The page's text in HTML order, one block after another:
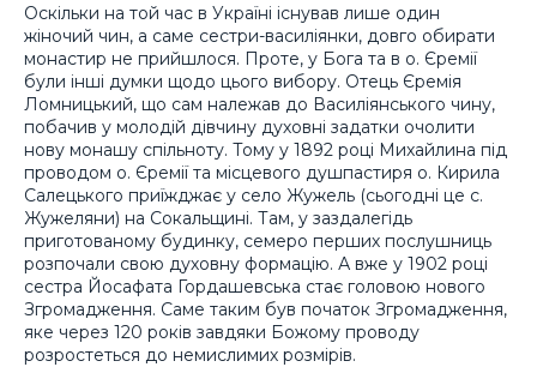
Оскільки на той час в Україні існував лише один
жіночий чин, а саме сестри-василіянки, довго обирати
монастир не прийшлося. Проте, у Бога та в о. Єремії
були інші думки щодо цього вибору. Отець Єремія
Ломницький, що сам належав до Василіянського чину,
побачив у молодій дівчину духовні задатки очолити
нову монашу спільноту. Тому у 1892 році Михайлина під
проводом о. Єремії та місцевого душпастиря о. Кирила
Салецького приїжджає у село Жужель (сьогодні це с.
Жужеляни) на Сокальщині. Там, у заздалегідь
приготованому будинку, семеро перших послушниць
розпочали свою духовну формацію. А вже у 1902 році
сестра Йосафата Гордашевська стає головою нового
Згромадження. Саме таким був початок Згромадження,
яке через 120 років завдяки Божому проводу
розростеться до немислимих розмірів.